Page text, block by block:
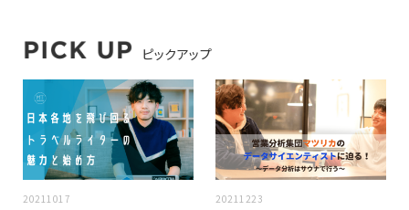
ピックアップ
20211017 20211223